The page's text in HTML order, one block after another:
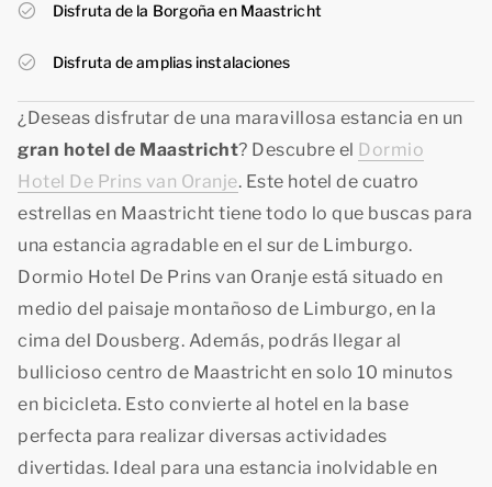
Disfruta de la Borgoña en Maastricht
Disfruta de amplias instalaciones
¿Deseas disfrutar de una maravillosa estancia en un
gran hotel de Maastricht? Descubre el Dormio
Hotel De Prins van Oranje. Este hotel de cuatro
estrellas en Maastricht tiene todo lo que buscas para
una estancia agradable en el sur de Limburgo.
Dormio Hotel De Prins van Oranje está situado en
medio del paisaje montañoso de Limburgo, en la
cima del Dousberg. Además, podrás llegar al
bullicioso centro de Maastricht en solo 10 minutos
en bicicleta. Esto convierte al hotel en la base
perfecta para realizar diversas actividades
divertidas. Ideal para una estancia inolvidable en